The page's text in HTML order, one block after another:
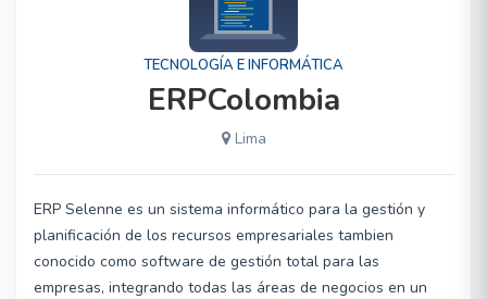
TECNOLOGÍA E INFORMÁTICA
ERPColombia
Lima
ERP Selenne es un sistema informático para la gestión y
planificación de los recursos empresariales tambien
conocido como software de gestión total para las
empresas, integrando todas las áreas de negocios en un